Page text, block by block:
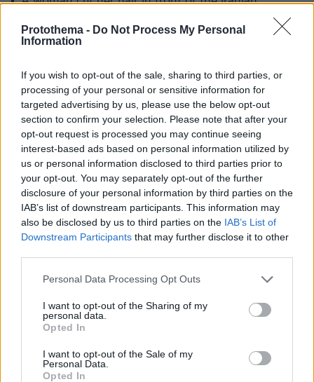
Protothema - Do Not Process My Personal
Information
If you wish to opt-out of the sale, sharing to third parties, or
processing of your personal or sensitive information for
targeted advertising by us, please use the below opt-out
section to confirm your selection. Please note that after your
opt-out request is processed you may continue seeing
interest-based ads based on personal information utilized by
us or personal information disclosed to third parties prior to
your opt-out. You may separately opt-out of the further
disclosure of your personal information by third parties on the
IAB’s list of downstream participants. This information may
also be disclosed by us to third parties on the IAB’s List of
Downstream Participants that may further disclose it to other
Please note that this website/app uses one or more Google
not limited to your visit or usage behaviour. You may click to
grant or deny consent to Google and its third-party tags to
use your data for below specified purposes in below Google
consent section.
Personal Data Processing Opt Outs
I want to opt-out of the Sharing of my
personal data.
Opted In
I want to opt-out of the Sale of my
Personal Data.
Opted In
death of Mahsa Amini, a 22-year-old woman who
died while in custody of Iran's morality police.
pic.twitter.com/gHVv1pdGZl
— ABC News (@ABC)September 21, 2022
Ανακοίνωση έβγαλε και το υπουργείο
Εξωτερικών της Γαλλίας, χαρακτηρίζοντας
«βαθιά σοκαριστική» την υπόθεση της
αστυνομία της νεαρής γυναίκας και κατόπιν
του θανάτου της. Την ανησυχία του για τη
δράση της αστυνομίας στο Ιράν εξέφρασε και
ο ΟΗΕ: «Η υπηρεσιακή ύπατη αρμοστής του
ΟΗΕ για τα Ανθρώπινα Δικαιώματα,
Νάντα αλ
Νασίφ, εξέφρασε σήμερα την ανησυχία της για